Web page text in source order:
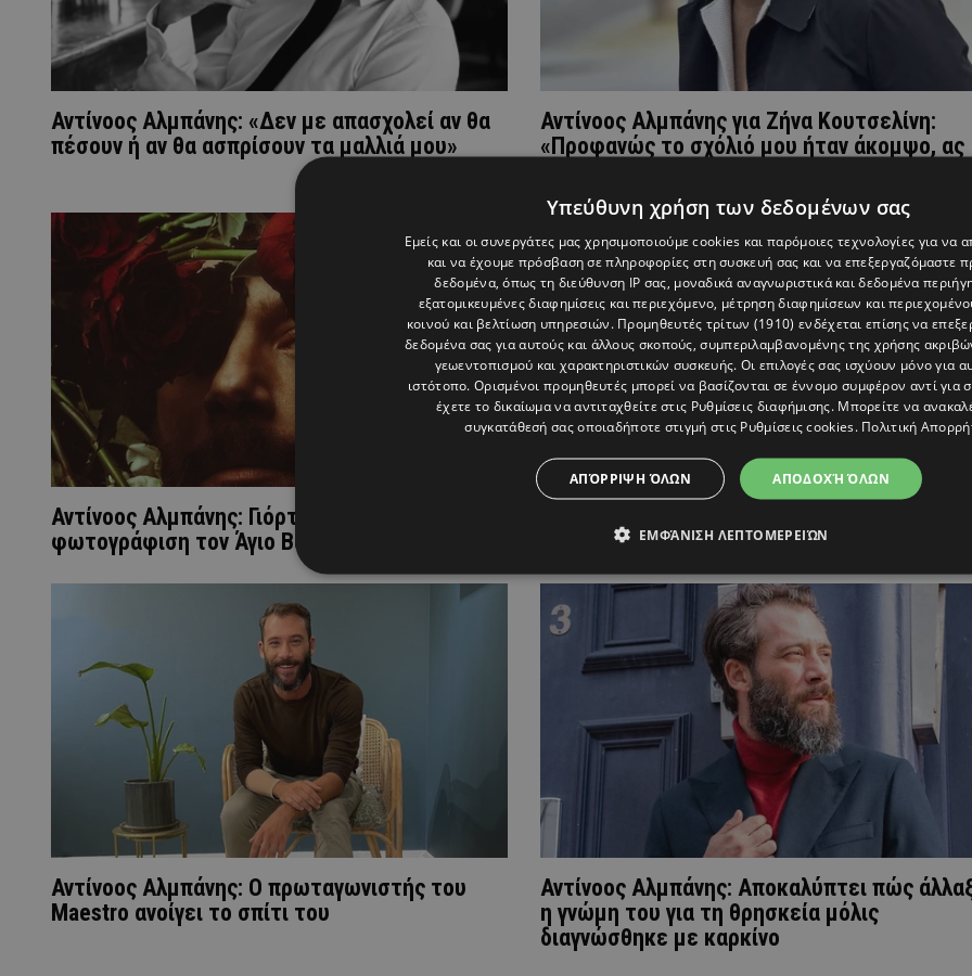
Αντίνοος Αλμπάνης: «Δεν με απασχολεί αν θα
πέσουν ή αν θα ασπρίσουν τα μαλλιά μου»
Αντίνοος Αλμπάνης για Ζήνα Κουτσελίνη:
«Προφανώς το σχόλιό μου ήταν άκομψο, ας
Αντίνοος Αλμπάνης: Γιόρτασε με γυμνή
φωτογράφιση τον Άγιο Βαλεντίνο!
«Στα social media κάνουν κανιβαλισμό»
Αντίνοος Αλμπάνης: Ο πρωταγωνιστής του
Maestro ανοίγει το σπίτι του
Αντίνοος Αλμπάνης: Αποκαλύπτει πώς
η γνώμη του για τη θρησκεία μόλις
διαγνώσθηκε με καρκίνο
Υπεύθυνη χρήση των δεδομένων σας
Εμείς και οι συνεργάτες μας χρησιμοποιούμε cookies και παρόμοιες τεχνολογίες για να
και να έχουμε πρόσβαση σε πληροφορίες στη συσκευή σας και να επεξεργαζόμαστε
δεδομένα, όπως τη διεύθυνση IP σας, μοναδικά αναγνωριστικά και δεδομένα
εξατομικευμένες διαφημίσεις και περιεχόμενο, μέτρηση διαφημίσεων και
κοινού και βελτίωση υπηρεσιών. Προμηθευτές τρίτων (1910) ενδέχεται επίσης να
δεδομένα σας για αυτούς και άλλους σκοπούς, συμπεριλαμβανομένης της χρήσης
γεωεντοπισμού και χαρακτηριστικών συσκευής. Οι επιλογές σας ισχύουν μόνο για
ιστότοπο. Ορισμένοι προμηθευτές μπορεί να βασίζονται σε έννομο συμφέρον αντί για
έχετε το δικαίωμα να αντιταχθείτε στις Ρυθμίσεις διαφήμισης. Μπορείτε να
συγκατάθεσή σας οποιαδήποτε στιγμή στις Ρυθμίσεις cookies. Πολιτική
ΑΠΟΔΟΧΉ ΌΛΩΝ
ΑΠΌΡΡΙΨΗ ΌΛΩΝ
ΕΜΦΆΝΙΣΗ ΛΕΠΤΟΜΕΡΕΙΏΝ